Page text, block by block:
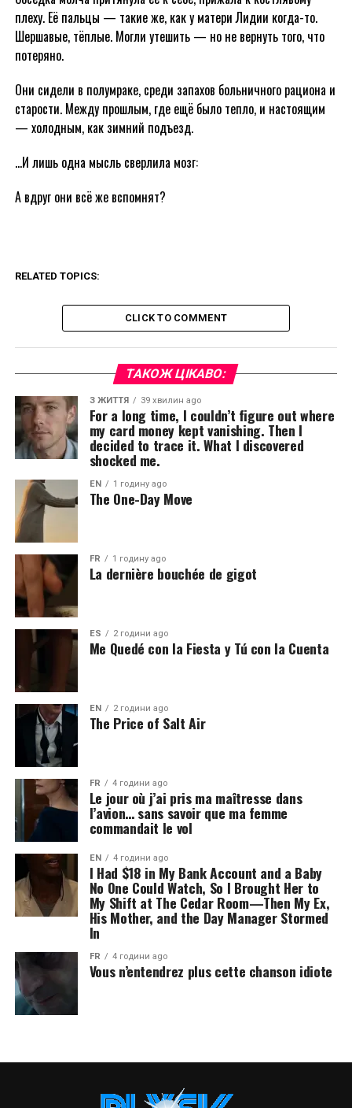
плеху. Её пальцы — такие же, как у матери Лидии когда-то.
Шершавые, тёплые. Могли утешить — но не вернуть того, что
потеряно.
Они сидели в полумраке, среди запахов больничного рациона и
старости. Между прошлым, где ещё было тепло, и настоящим
— холодным, как зимний подъезд.
…И лишь одна мысль сверлила мозг:
А вдруг они всё же вспомнят?
RELATED TOPICS:
CLICK TO COMMENT
ТАКОЖ ЦІКАВО:
З ЖИТТЯ 39 хвилин ago
For a long time, I couldn’t figure out where
my card money kept vanishing. Then I
decided to trace it. What I discovered
shocked me.
EN 1 годину ago
The One-Day Move
FR 1 годину ago
La dernière bouchée de gigot
ES 2 години ago
Me Quedé con la Fiesta y Tú con la Cuenta
EN 2 години ago
The Price of Salt Air
FR 4 години ago
Le jour où j’ai pris ma maîtresse dans
l’avion… sans savoir que ma femme
commandait le vol
EN 4 години ago
I Had $18 in My Bank Account and a Baby
No One Could Watch, So I Brought Her to
My Shift at The Cedar Room—Then My Ex,
His Mother, and the Day Manager Stormed
In
FR 4 години ago
Vous n’entendrez plus cette chanson idiote